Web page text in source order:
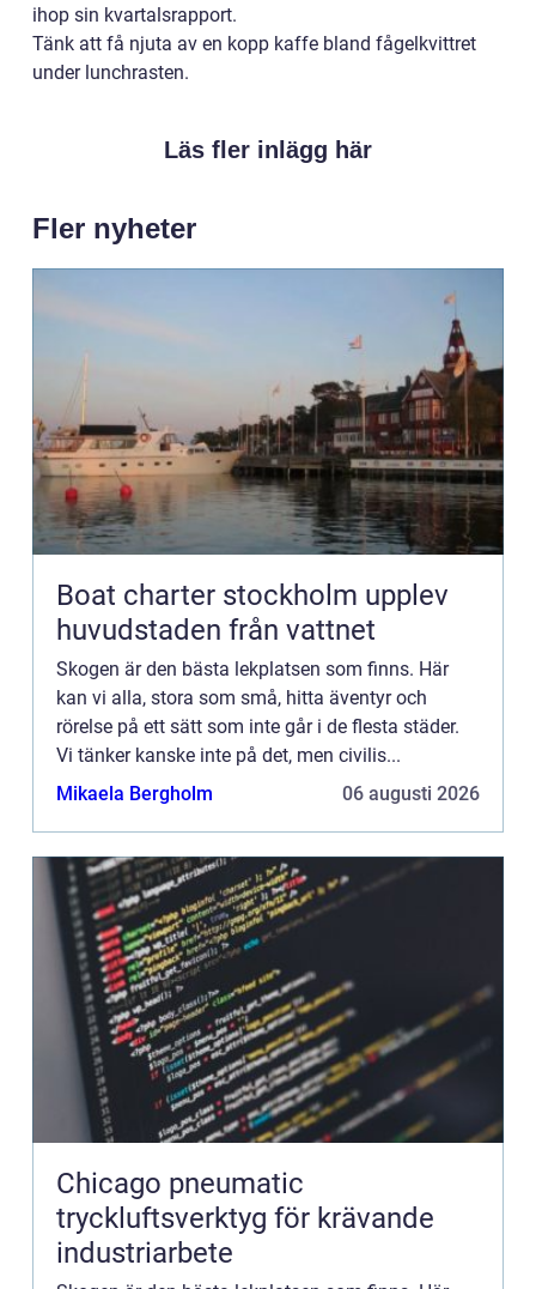
ihop sin kvartalsrapport.
Tänk att få njuta av en kopp kaffe bland fågelkvittret
under lunchrasten.
Läs fler inlägg här
Fler nyheter
Boat charter stockholm upplev
huvudstaden från vattnet
Skogen är den bästa lekplatsen som finns. Här
kan vi alla, stora som små, hitta äventyr och
rörelse på ett sätt som inte går i de flesta städer.
Vi tänker kanske inte på det, men civilis...
Mikaela Bergholm
06 augusti 2026
Chicago pneumatic
tryckluftsverktyg för krävande
industriarbete